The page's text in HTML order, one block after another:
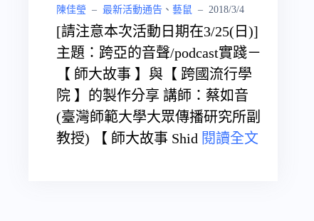
陳佳瑩 – 最新活動通告、 藝鼠 – 2018/3/4
[請注意本次活動日期在3/25(日)]
主題：跨亞的音聲/podcast實踐－
【 師大故事 】與【 跨國流行學
院 】的製作分享 講師：蔡如音
(臺灣師範大學大眾傳播研究所副
教授) 【 師大故事 Shid 閱讀全文